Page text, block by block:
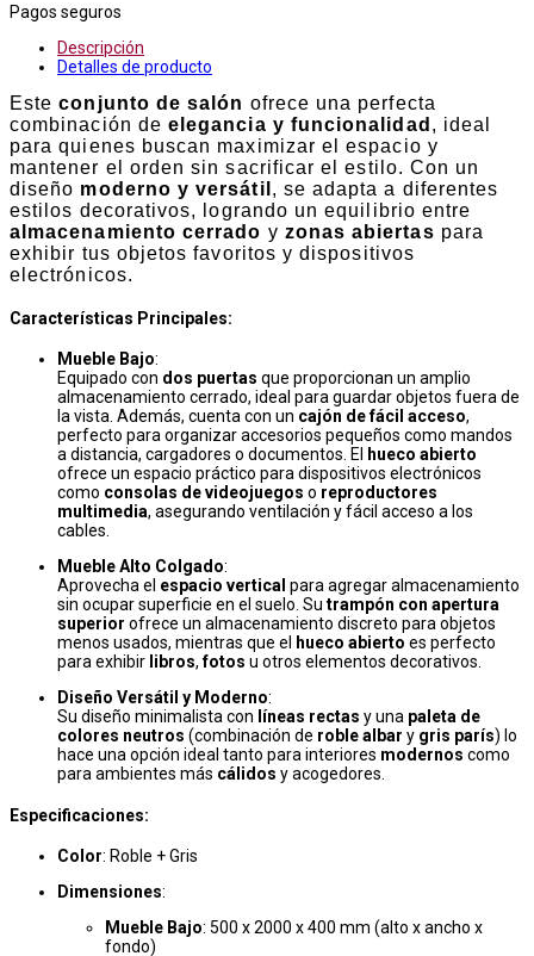
Pagos seguros
Descripción
Detalles de producto
Esteconjunto de salón ofrece una perfecta
combinación de elegancia y funcionalidad , ideal
para quienes buscan maximizar el espacio y
mantener el orden sin sacrificar el estilo. Con un
diseño moderno y versátil , se adapta a diferentes
estilos decorativos, logrando un equilibrio entre
almacenamiento cerrado y zonas abiertas para
exhibir tus objetos favoritos y dispositivos
electrónicos.
Características Principales:
Mueble Bajo:
Equipado con dos puertas que proporcionan un amplio
almacenamiento cerrado, ideal para guardar objetos fuera de
la vista. Además, cuenta con un cajón de fácil acceso,
perfecto para organizar accesorios pequeños como mandos
a distancia, cargadores o documentos. El
hueco abierto
ofrece un espacio práctico para dispositivos electrónicos
como consolas de videojuegos o reproductores
multimedia, asegurando ventilación y fácil acceso a los
cables.
Mueble Alto Colgado:
Aprovecha el espacio vertical para agregar almacenamiento
sin ocupar superficie en el suelo. Su trampón con apertura
superior ofrece un almacenamiento discreto para objetos
menos usados, mientras que el
hueco abierto es perfecto
para exhibir libros,fotos u otros elementos decorativos.
Diseño Versátil y Moderno:
Su diseño minimalista con líneas rectas y una paleta de
colores neutros (combinación de roble albar y gris parís) lo
hace una opción ideal tanto para interiores modernos como
para ambientes más cálidos y acogedores.
Especificaciones:
Color: Roble + Gris
Dimensiones:
Mueble Bajo: 500 x 2000 x 400 mm (alto x ancho x
fondo)